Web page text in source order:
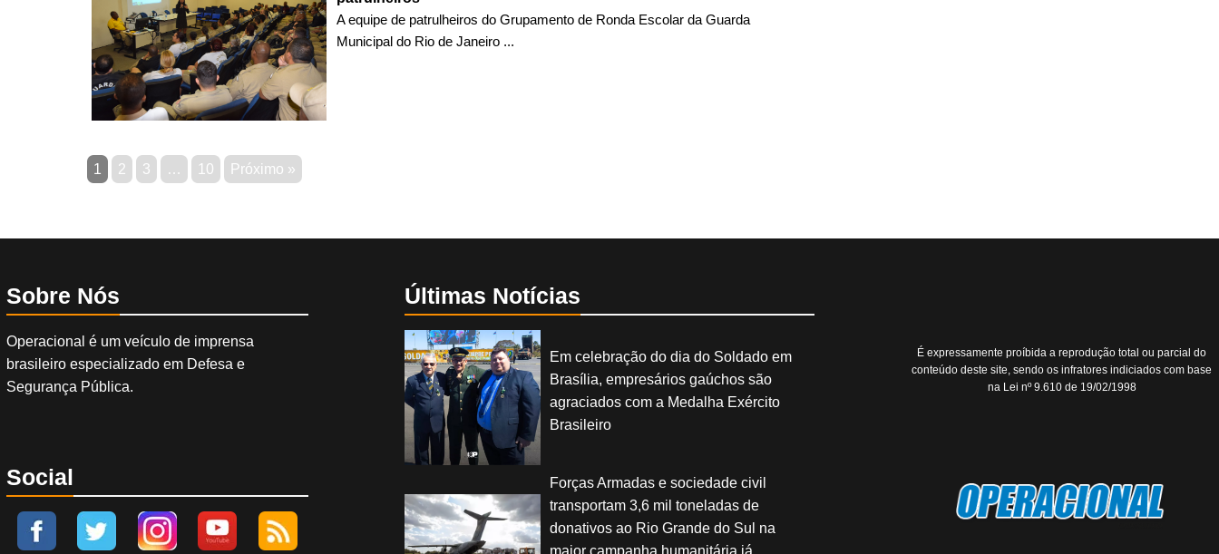
A equipe de patrulheiros do Grupamento de Ronda Escolar da Guarda
Municipal do Rio de Janeiro ...
1 2 3 … 10 Próximo »
Sobre Nós
Operacional é um veículo de imprensa
brasileiro especializado em Defesa e
Segurança Pública.
Social
Últimas Notícias
Em celebração do dia do Soldado em
Brasília, empresários gaúchos são
agraciados com a Medalha Exército
Brasileiro
Forças Armadas e sociedade civil
transportam 3,6 mil toneladas de
donativos ao Rio Grande do Sul na
É expressamente proíbida a reprodução total ou parcial do
conteúdo deste site, sendo os infratores indiciados com base
na Lei nº 9.610 de 19/02/1998